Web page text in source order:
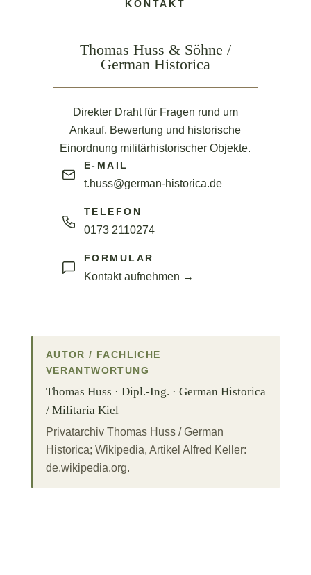
KONTAKT
Thomas Huss & Söhne /
German Historica
Direkter Draht für Fragen rund um
Ankauf, Bewertung und historische
Einordnung militärhistorischer Objekte.
E-MAIL
t.huss@german-historica.de
TELEFON
0173 2110274
FORMULAR
Kontakt aufnehmen →
AUTOR / FACHLICHE
VERANTWORTUNG
Thomas Huss · Dipl.-Ing. · German Historica
/ Militaria Kiel
Privatarchiv Thomas Huss / German
Historica; Wikipedia, Artikel Alfred Keller:
de.wikipedia.org.